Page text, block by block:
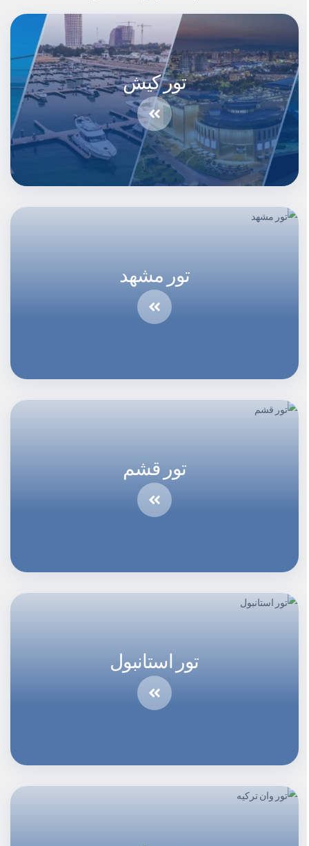
تور کیش
تور مشهد
تور قشم
تور استانبول